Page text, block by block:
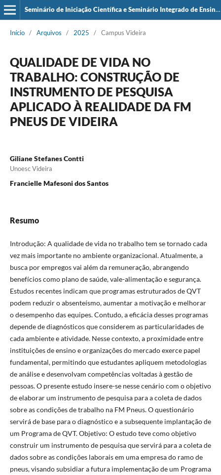
Seminário de Iniciação Científica e Seminário Integrado de Ensino, Pesquisa e Extensão (SIEPE)
Início / Arquivos / 2025 / Campus Videira
QUALIDADE DE VIDA NO
TRABALHO: CONSTRUÇÃO DE
INSTRUMENTO DE PESQUISA
APLICADO À REALIDADE DA FM
PNEUS DE VIDEIRA
Giliane Stefanes Contti
Unoesc Videira
Francielle Mafesoni dos Santos
Resumo
Introdução: A qualidade de vida no trabalho tem se tornado cada
vez mais importante no ambiente organizacional. Atualmente, a
busca por empregos vai além da remuneração, abrangendo
benefícios como plano de saúde, vale-alimentação e segurança.
Estudos recentes indicam que programas estruturados de QVT
podem reduzir o absenteísmo, aumentar a motivação e melhorar
o desempenho das equipes. Contudo, a eficácia desses programas
depende de diagnósticos que considerem as particularidades de
cada ambiente e atividade. Nesse contexto, a proximidade entre
instituições de ensino e organizações do mercado exerce papel
fundamental, permitindo que estudantes apliquem metodologias
de análise e desenvolvam competências voltadas à gestão de
pessoas. O presente estudo insere-se nesse cenário com o objetivo
de elaborar um instrumento de pesquisa para a coleta de dados
sobre as condições de trabalho na FM Pneus. O questionário
servirá de base para o diagnóstico e a subsequente implantação de
um Programa de QVT. Objetivo: O estudo teve como objetivo
construir um instrumento de pesquisa que servirá para a coleta de
dados sobre as condições laborais em uma empresa do ramo de
pneus, visando subsidiar a futura implementação de um Programa